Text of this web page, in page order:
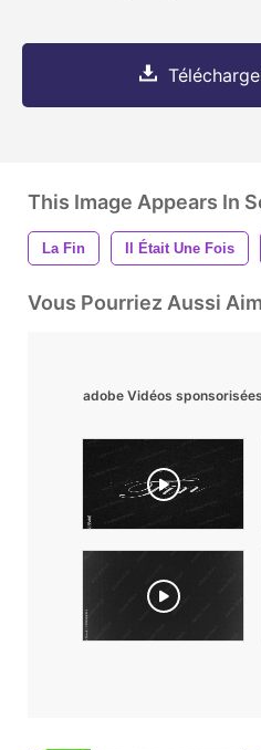
This Image Appears In
La Fin Il Était Une Fois
Vous Pourriez Aussi
adobe Vidéos sponsorisées